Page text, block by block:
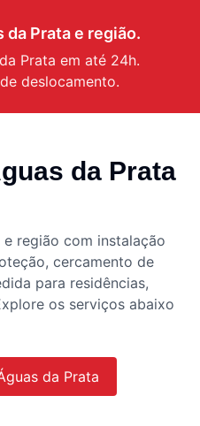
da Pratae região.
Prata em até 24h.
deslocamento.
da Prata
e região com instalação
cercamento de
para residências,
os serviços abaixo
da Prata